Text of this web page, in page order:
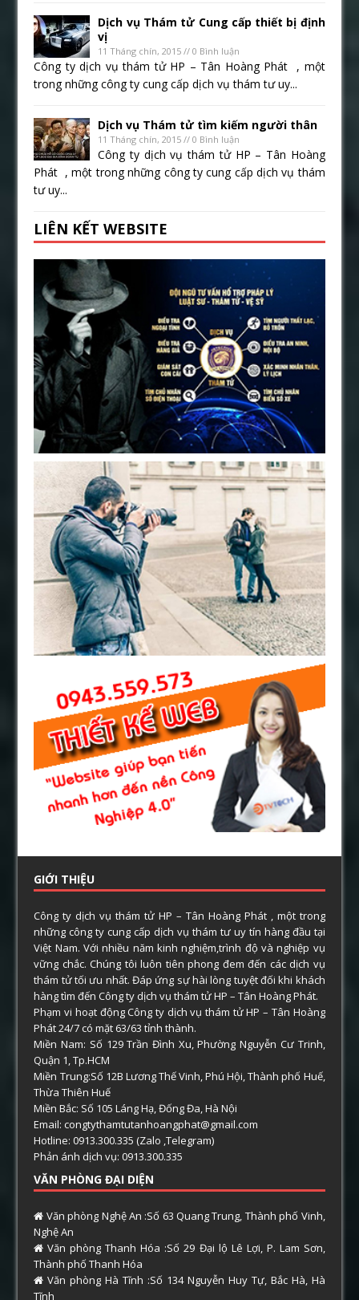
Dịch vụ Thám tử Cung cấp thiết bị định
vị
11 Tháng chín, 2015 // 0 Bình luận
Công ty dịch vụ thám tử HP – Tân Hoàng Phát , một
trong những công ty cung cấp dịch vụ thám tư uy...
Dịch vụ Thám tử tìm kiếm người thân
11 Tháng chín, 2015 // 0 Bình luận
Công ty dịch vụ thám tử HP – Tân Hoàng
Phát , một trong những công ty cung cấp dịch vụ thám
tư uy...
LIÊN KẾT WEBSITE
GIỚI THIỆU
Công ty dịch vụ thám tử HP – Tân Hoàng Phát , một trong
những công ty cung cấp dịch vụ thám tư uy tín hàng đầu tại
Việt Nam. Với nhiều năm kinh nghiệm,trình độ và nghiệp vụ
vững chắc. Chúng tôi luôn tiên phong đem đến các dịch vụ
thám tử tối ưu nhất. Đáp ứng sự hài lòng tuyệt đối khi khách
hàng tìm đến Công ty dịch vụ thám tử HP – Tân Hoàng Phát.
Phạm vi hoạt động Công ty dịch vụ thám tử HP – Tân Hoàng
Phát 24/7 có mặt 63/63 tỉnh thành.
Miền Nam: Số 129 Trần Đình Xu, Phường Nguyễn Cư Trinh,
Quận 1, Tp.HCM
Miền Trung:Số 12B Lương Thế Vinh, Phú Hội, Thành phố Huế,
Thừa Thiên Huế
Miền Bắc: Số 105 Láng Hạ, Đống Đa, Hà Nội
Email: congtythamtutanhoangphat@gmail.com
Hotline: 0913.300.335 (Zalo ,Telegram)
Phản ánh dịch vụ: 0913.300.335
VĂN PHÒNG ĐẠI DIỆN
Văn phòng Nghệ An :Số 63 Quang Trung, Thành phố Vinh,
Nghệ An
Văn phòng Thanh Hóa :Số 29 Đại lộ Lê Lợi, P. Lam Sơn,
Thành phố Thanh Hóa
Văn phòng Hà Tĩnh :Số 134 Nguyễn Huy Tự, Bắc Hà, Hà
Tĩnh